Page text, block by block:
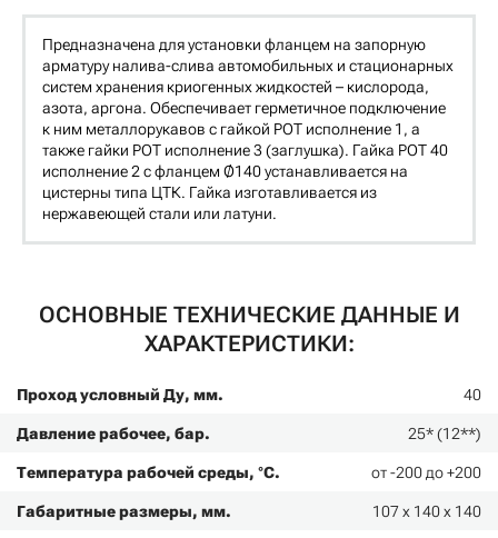
Предназначена для установки фланцем на запорную
арматуру налива-слива автомобильных и стационарных
систем хранения криогенных жидкостей – кислорода,
азота, аргона. Обеспечивает герметичное подключение
к ним металлорукавов с гайкой РОТ исполнение 1, а
также гайки РОТ исполнение 3 (заглушка). Гайка РОТ 40
исполнение 2 с фланцем Ø140 устанавливается на
цистерны типа ЦТК. Гайка изготавливается из
нержавеющей стали или латуни.
ОСНОВНЫЕ ТЕХНИЧЕСКИЕ ДАННЫЕ И
ХАРАКТЕРИСТИКИ:
Проход условный Ду, мм. 40
Давление рабочее, бар. 25* (12**)
Температура рабочей среды, °С. от -200 до +200
Габаритные размеры, мм. 107 х 140 х 140